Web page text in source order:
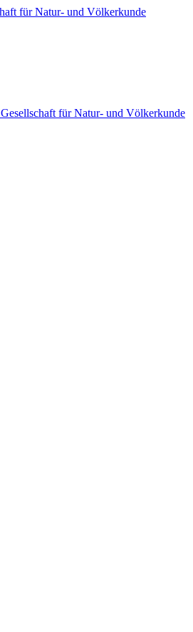
für Natur- und Völkerkunde
für Natur- und Völkerkunde